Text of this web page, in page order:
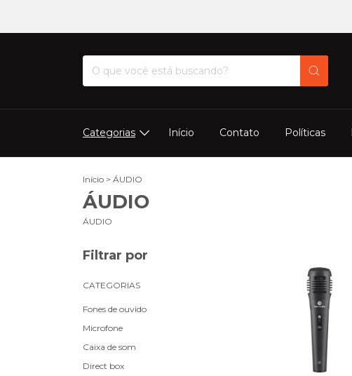
Categorias Início Contato Políticas
Início > ÁUDIO
ÁUDIO
ÁUDIO
Filtrar por
CATEGORIAS
Fones de ouvido
Microfone
Caixa de som
Direct box